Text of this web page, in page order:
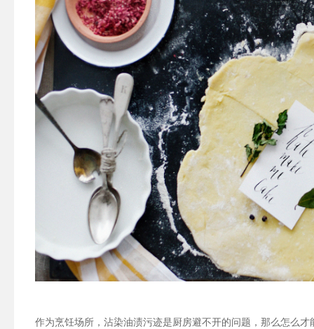
作为烹饪场所，沾染油渍污迹是厨房避不开的问题，那么怎么